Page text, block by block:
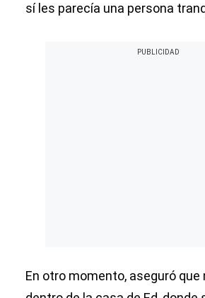
sí les parecía una persona
En otro momento, aseguró